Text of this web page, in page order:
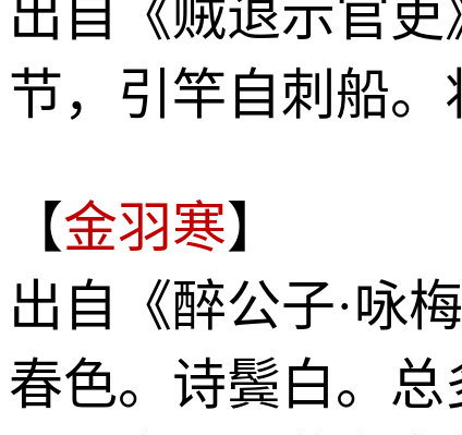
出自《贼退示官
节，引竿自刺船。
【金羽寒】
出自《醉公子·咏
春色。诗鬓白。